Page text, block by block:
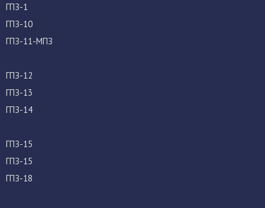
ГПЗ-1
ГПЗ-10
ГПЗ-11-МПЗ
ГПЗ-12
ГПЗ-13
ГПЗ-14
ГПЗ-15
ГПЗ-15
ГПЗ-18